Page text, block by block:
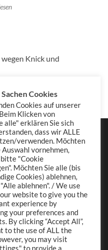
wegen Knick und
Cookies
Cookies auf unserer
Klicken von
alle" erklären Sie sich
dass wir ALLE
verwenden. Möchten
Auswahl vornehmen,
"Cookie
Möchten Sie alle (bis
Cookies) ablehnen,
ablehnen". / We use
website to give you the
experience by
your preferences and
By clicking “Accept All”,
to the use of ALL the
you may visit
to provide a